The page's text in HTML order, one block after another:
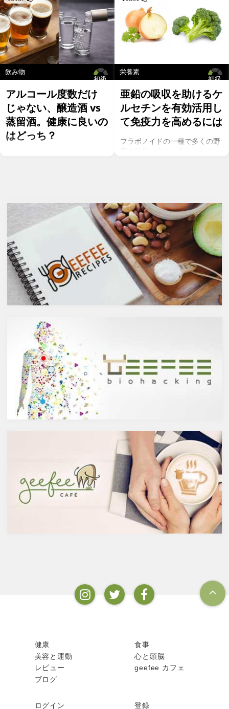
初級
飲み物
アルコール度数だけ
じゃない、醸造酒 vs
蒸留酒。健康に良いの
はどっち？
やウォッカ等の蒸留酒は、度数
も高いため健康に悪そうなイ
メージで、ワインや日本酒など
は何となくナチュラルな感じで
アルコール度数も低いのでそう
悪くもなさそうなイメージです
が、実際のところどうなので
しょうか？今回は、大きく分け
て2種類あるお酒の製造方法
（醸造酒と蒸留酒）の違いに
よって健康に対してどのような
ていきます。
醸造酒と蒸留酒の違いとは？
主にお酒は製造方法によって醸
造酒と蒸留酒の2つと、香料や
糖分、果実などを加えた混成酒
に分けられます。醸造酒は、果
実や穀物のような糖分を含んだ
原料を酵母によりアルコール発
酵させて造られたもの。蒸留酒
は、この発酵された醸造酒をさ
らに蒸留して作られたものでス
で、蒸留酒は一般的には40度～
50度、最大で90度台のアルコー
ルとなります。以下が主なお酒
の醸造酒と蒸留酒の分類です。
初級
栄養素
亜鉛の吸収を助けるケ
ルセチンを有効活用し
て免疫力を高めるには
フラボノイドの一種で多くの野
菜や果物に含まれるケルセチ
まれるケルセチンが、血中コレ
ステロールを値を抑え心臓病の
リスクを軽減するということを
お伝えしましたが、ケルセチン
には抗菌抗ウィルス作用があり
ウイルスとの闘いを促進する可
能性があると言われています。
また、免疫力の維持に重要な働
きを持つ亜鉛との相乗効果もあ
ると考えられています。今回
は、このケルセチンの健康効果
ない植物化合物であるケルセチ
ンは、ブドウやリンゴなどの果
物や、ブロッコリやトマト、タ
マネギなどの野菜、お蕎麦にも
免疫力を向上させる亜鉛の吸収
を助けるケルセチン
免疫力を保つことは、コロナウ
イルスの対策に限らず風邪やイ
ンフルエンザなど、さまざまな
疾患に対して人の体に有益な効
果を与えます。その免疫システ
ムを維持するのに重要な働きを
するのが亜鉛。
健康
食事
美容と運動
心と頭脳
レビュー
geefee カフェ
ブログ
ログイン 登録